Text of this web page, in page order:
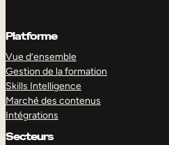
Platforme
Vue d’ensemble
Gestion de la formation
Skills Intelligence
Marché des contenus
Intégrations
Secteurs